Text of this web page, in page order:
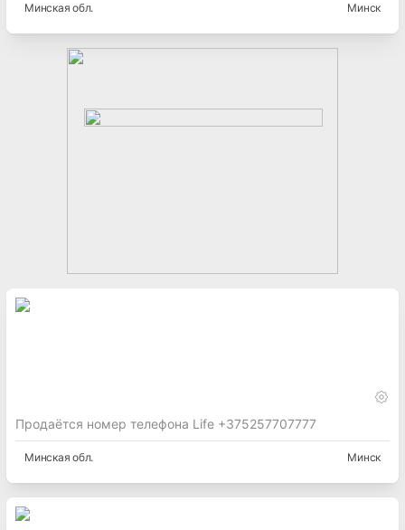
Минская обл. Минск
Продаётся номер телефона Life +375257707777
Минская обл. Минск